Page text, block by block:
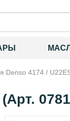
Denso 4174 /